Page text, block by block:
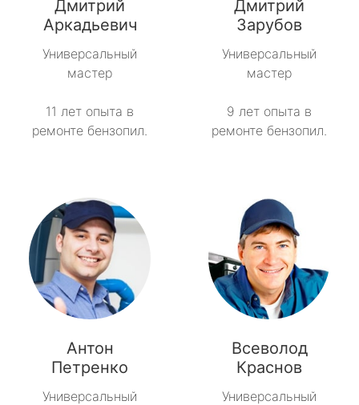
Дмитрий
Аркадьевич
Универсальный
мастер
11 лет опыта в
ремонте бензопил.
Дмитрий
Зарубов
Универсальный
мастер
9 лет опыта в
ремонте бензопил.
Антон
Петренко
Универсальный
Всеволод
Краснов
Универсальный